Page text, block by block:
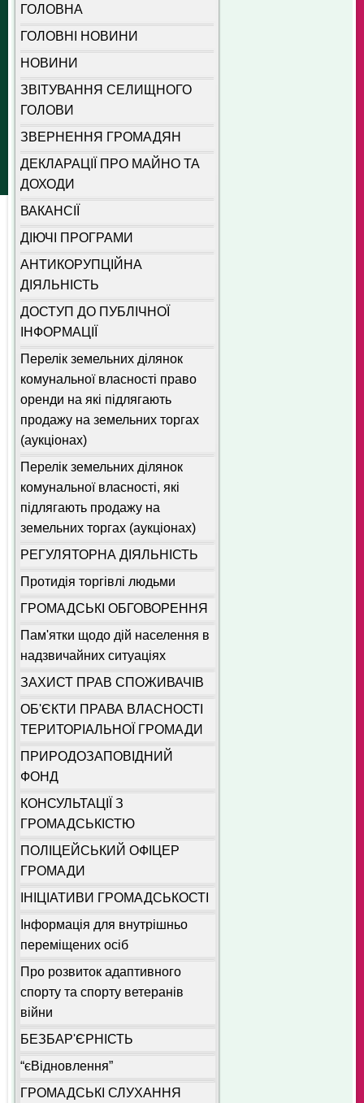
ГОЛОВНА
ГОЛОВНІ НОВИНИ
НОВИНИ
ЗВІТУВАННЯ СЕЛИЩНОГО
ГОЛОВИ
ЗВЕРНЕННЯ ГРОМАДЯН
ДЕКЛАРАЦІЇ ПРО МАЙНО ТА
ДОХОДИ
ВАКАНСІЇ
ДІЮЧІ ПРОГРАМИ
АНТИКОРУПЦІЙНА
ДІЯЛЬНІСТЬ
ДОСТУП ДО ПУБЛІЧНОЇ
ІНФОРМАЦІЇ
Перелік земельних ділянок
комунальної власності право
оренди на які підлягають
продажу на земельних торгах
(аукціонах)
Перелік земельних ділянок
комунальної власності, які
підлягають продажу на
земельних торгах (аукціонах)
РЕГУЛЯТОРНА ДІЯЛЬНІСТЬ
Протидія торгівлі людьми
ГРОМАДСЬКІ ОБГОВОРЕННЯ
Пам'ятки щодо дій населення в
надзвичайних ситуаціях
ЗАХИСТ ПРАВ СПОЖИВАЧІВ
ОБ'ЄКТИ ПРАВА ВЛАСНОСТІ
ТЕРИТОРІАЛЬНОЇ ГРОМАДИ
ПРИРОДОЗАПОВІДНИЙ
ФОНД
КОНСУЛЬТАЦІЇ З
ГРОМАДСЬКІСТЮ
ПОЛІЦЕЙСЬКИЙ ОФІЦЕР
ГРОМАДИ
ІНІЦІАТИВИ ГРОМАДСЬКОСТІ
Інформація для внутрішньо
переміщених осіб
Про розвиток адаптивного
спорту та спорту ветеранів
війни
БЕЗБАР'ЄРНІСТЬ
“єВідновлення”
ГРОМАДСЬКІ СЛУХАННЯ